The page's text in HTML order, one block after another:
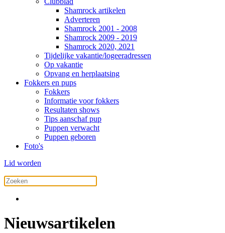
Shamrock artikelen
Adverteren
Shamrock 2001 - 2008
Shamrock 2009 - 2019
Shamrock 2020, 2021
Tijdelijke vakantie/logeeradressen
Op vakantie
Opvang en herplaatsing
Fokkers en pups
Fokkers
Informatie voor fokkers
Resultaten shows
Tips aanschaf pup
Puppen verwacht
Puppen geboren
Foto's
Lid worden
Nieuwsartikelen